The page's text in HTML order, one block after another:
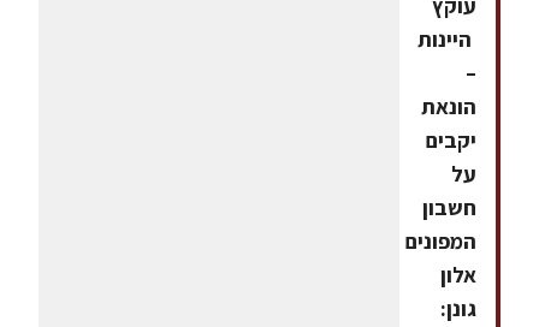
היינות
–
הונאת
יקבים
על
חשבון
המפונים
אלון
גונן: